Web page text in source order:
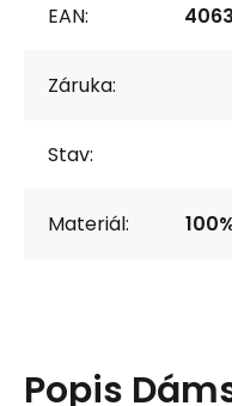
EAN:
Záruka:
Stav:
Materiál:
Popis